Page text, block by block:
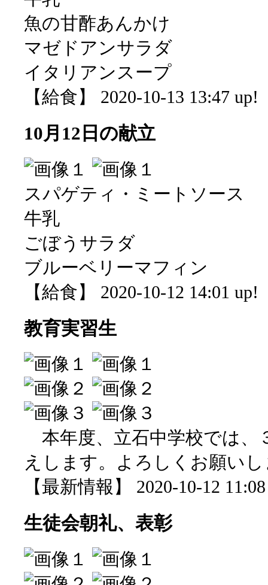
魚の甘酢あんかけ
マゼドアンサラダ
イタリアンスープ
【給食】 2020-10-13 13:47 up!
10月12日の献立
スパゲティ・ミートソース
牛乳
ごぼうサラダ
ブルーベリーマフィン
【給食】 2020-10-12 14:01 up!
教育実習生
本年度、立石中学校では、
えします。よろしくお願い
【最新情報】 2020-10-12
生徒会朝礼、表彰